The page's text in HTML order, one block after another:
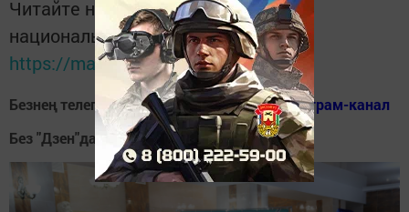
Читайте новости Татарстана в
национальном мессенджере MАХ:
https://max.ru/tatmedia
Безнең телеграм каналга кушылыгыз!Телеграм-канал
Без "Дзен"да!
зен